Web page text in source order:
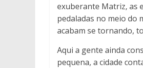
exuberante Matriz, as
pedaladas no meio do
acabam se tornando,
Aqui a gente ainda
pequena, a cidade